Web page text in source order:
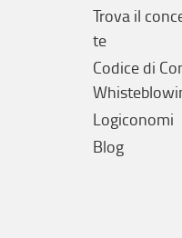
Trova il
te
Codice di
Logiconomi
Blog